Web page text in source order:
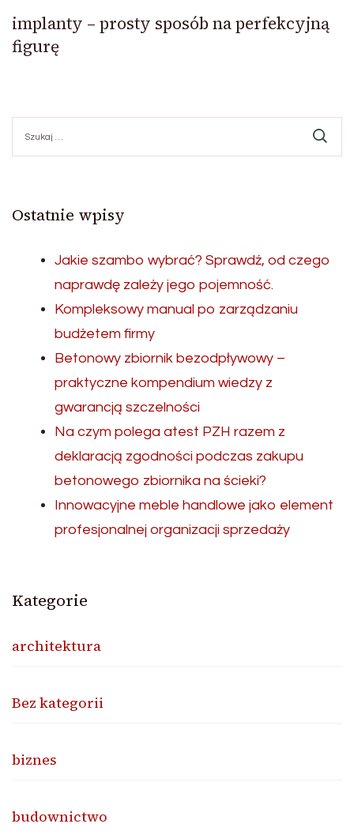
implanty – prosty sposób na perfekcyjną
figurę
Ostatnie wpisy
Jakie szambo wybrać? Sprawdź, od czego
naprawdę zależy jego pojemność.
Kompleksowy manual po zarządzaniu
budżetem firmy
Betonowy zbiornik bezodpływowy –
praktyczne kompendium wiedzy z
gwarancją szczelności
Na czym polega atest PZH razem z
deklaracją zgodności podczas zakupu
betonowego zbiornika na ścieki?
Innowacyjne meble handlowe jako element
profesjonalnej organizacji sprzedaży
Kategorie
architektura
Bez kategorii
biznes
budownictwo